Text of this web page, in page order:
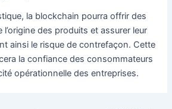
la blockchain pourra offrir des
des produits et assurer leur
ainsi le risque de contrefaçon. Cette
la confiance des consommateurs
opérationnelle des entreprises.